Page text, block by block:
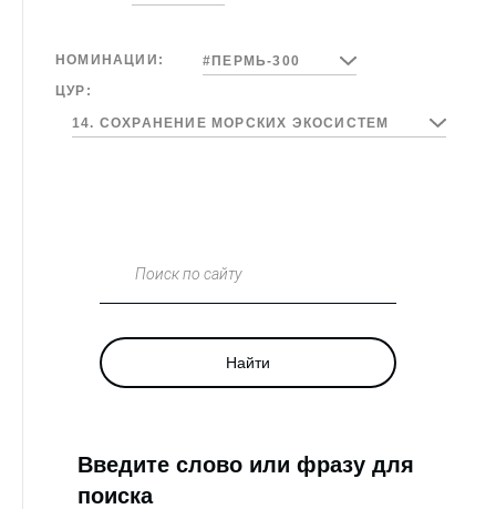
НОМИНАЦИИ:
#ПЕРМЬ-300
ЦУР:
14. СОХРАНЕНИЕ МОРСКИХ ЭКОСИСТЕМ
Поиск по сайту
Найти
Введите слово или фразу для
поиска